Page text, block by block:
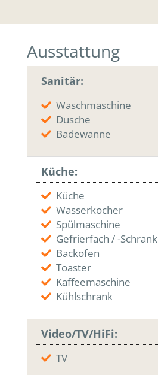
Ausstattung
Sanitär:
Waschmaschine
Dusche
Badewanne
Küche:
Küche
Wasserkocher
Spülmaschine
Gefrierfach / -Schrank
Backofen
Toaster
Kaffeemaschine
Kühlschrank
Video/TV/HiFi:
TV